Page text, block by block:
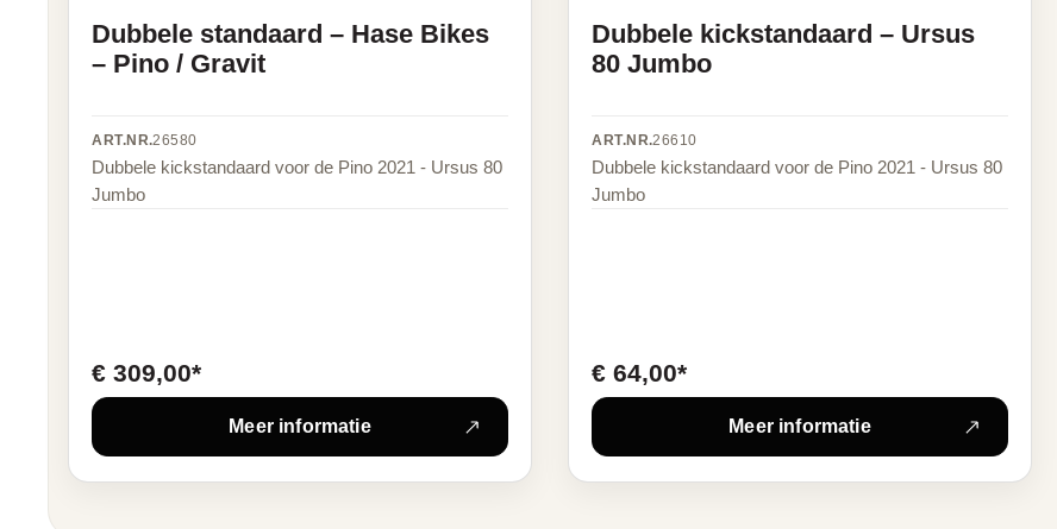
Dubbele standaard – Hase Bikes
– Pino / Gravit
ART.NR.26580
Dubbele kickstandaard voor de Pino 2021 - Ursus 80
Jumbo
€ 309,00*
Meer informatie
Dubbele kickstandaard – Ursus
80 Jumbo
ART.NR.26610
Dubbele kickstandaard voor de Pino 2021 - Ursus 80
Jumbo
€ 64,00*
Meer informatie